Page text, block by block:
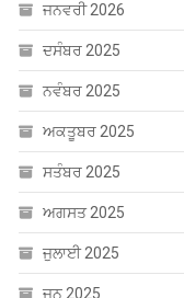
ਜਨਵਰੀ 2026
ਦਸੰਬਰ 2025
ਨਵੰਬਰ 2025
ਅਕਤੂਬਰ 2025
ਸਤੰਬਰ 2025
ਅਗਸਤ 2025
ਜੁਲਾਈ 2025
ਜੂਨ 2025